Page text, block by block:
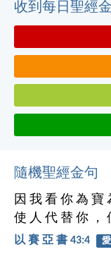
收到每日聖經金
隨機聖經金句
因 我 看 你 為 寶
使 人 代 替 你 ，
以 賽 亞 書 43:4 愛